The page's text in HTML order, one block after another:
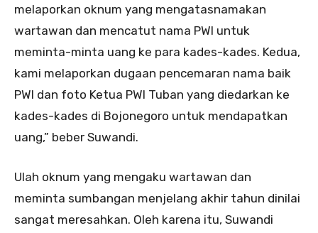
melaporkan oknum yang mengatasnamakan
wartawan dan mencatut nama PWI untuk
meminta-minta uang ke para kades-kades. Kedua,
kami melaporkan dugaan pencemaran nama baik
PWI dan foto Ketua PWI Tuban yang diedarkan ke
kades-kades di Bojonegoro untuk mendapatkan
uang,” beber Suwandi.
Ulah oknum yang mengaku wartawan dan
meminta sumbangan menjelang akhir tahun dinilai
sangat meresahkan. Oleh karena itu, Suwandi